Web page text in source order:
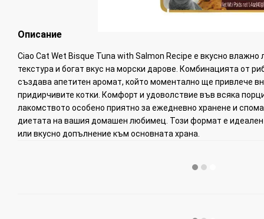
Описание
Ciao Cat Wet Bisque Tuna with Salmon Recipe е вкусно влажно
текстура и богат вкус на морски дарове. Комбинацията от
създава апетитен аромат, който моментално ще привлече
придирчивите котки. Комфорт и удоволствие във всяка
лакомството особено приятно за ежедневно хранене и
диетата на вашия домашен любимец. Този формат е
или вкусно допълнение към основната храна.